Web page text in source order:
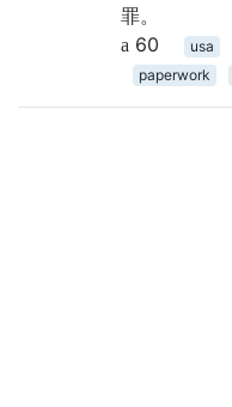
罪。
60
usa
paperwork